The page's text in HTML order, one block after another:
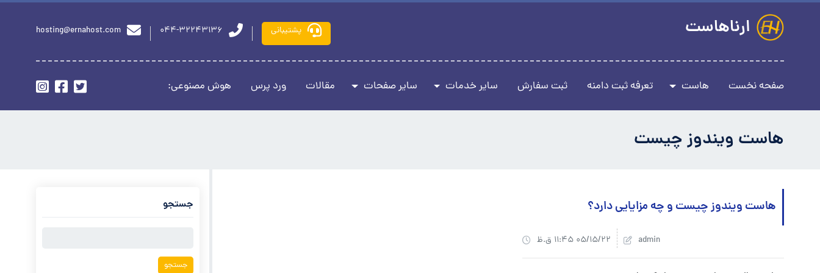
ارناهاست hosting@ernahost.com 044-32243136 پشتیبانی
صفحه نخست هاست تعرفه ثبت دامنه ثبت سفارش سایر خدمات سایر صفحات مقالات ورد پرس هوش مصنوعی:
هاست ویندوز چیست
هاست ویندوز چیست و چه مزایایی دارد؟
05/15/22 11:45 ق.ظ admin
جستجو